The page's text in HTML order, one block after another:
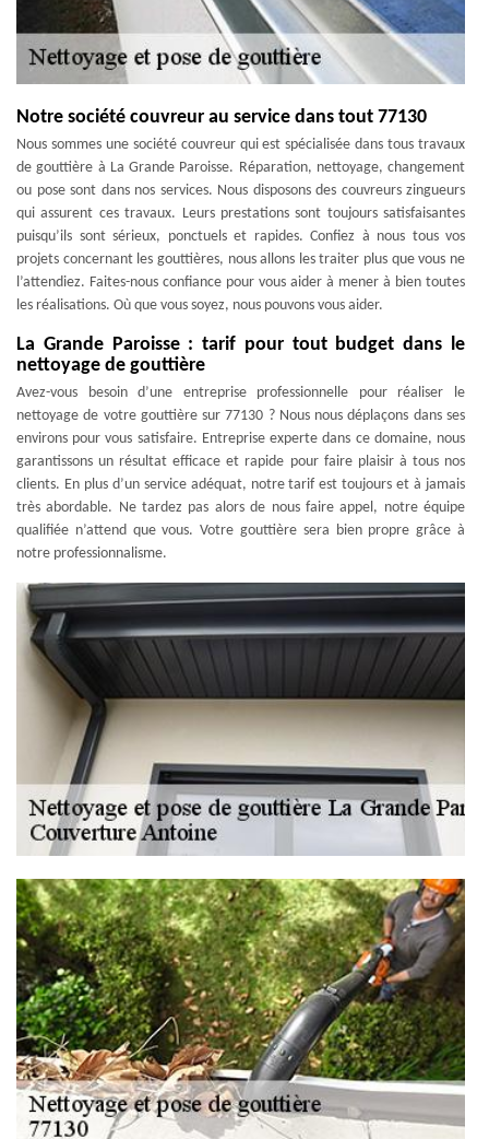
Notre société couvreur au service dans tout 77130
Nous sommes une société couvreur qui est spécialisée dans tous travaux
de gouttière à La Grande Paroisse. Réparation, nettoyage, changement
ou pose sont dans nos services. Nous disposons des couvreurs zingueurs
qui assurent ces travaux. Leurs prestations sont toujours satisfaisantes
puisqu’ils sont sérieux, ponctuels et rapides. Confiez à nous tous vos
projets concernant les gouttières, nous allons les traiter plus que vous ne
l’attendiez. Faites-nous confiance pour vous aider à mener à bien toutes
les réalisations. Où que vous soyez, nous pouvons vous aider.
La Grande Paroisse : tarif pour tout budget dans le
nettoyage de gouttière
Avez-vous besoin d’une entreprise professionnelle pour réaliser le
nettoyage de votre gouttière sur 77130 ? Nous nous déplaçons dans ses
environs pour vous satisfaire. Entreprise experte dans ce domaine, nous
garantissons un résultat efficace et rapide pour faire plaisir à tous nos
clients. En plus d’un service adéquat, notre tarif est toujours et à jamais
très abordable. Ne tardez pas alors de nous faire appel, notre équipe
qualifiée n’attend que vous. Votre gouttière sera bien propre grâce à
notre professionnalisme.